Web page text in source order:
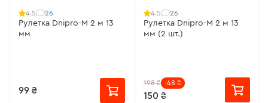
4.5 26
Рулетка Dnipro-M 2 м 13
мм
99 ₴
4.5 26
Рулетка Dnipro-M 2 м 13
мм (2 шт.)
198 ₴ -48 ₴
150 ₴